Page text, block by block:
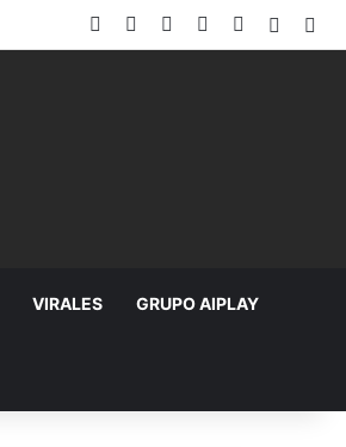
Facebook YouTubeInstagram
TikTok
VIRALES GRUPO AIPLAY